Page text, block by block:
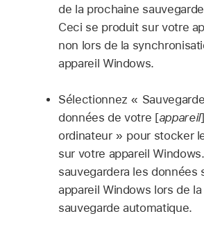
de la prochaine
Ceci se produit sur votre
non lors de la
appareil Windows.
Sélectionnez «
données de votre [appareil
ordinateur » pour stocker
sur votre appareil
sauvegardera les données
appareil Windows lors de
sauvegarde automatique.